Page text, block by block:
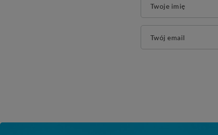
Twoje imię
Twój email